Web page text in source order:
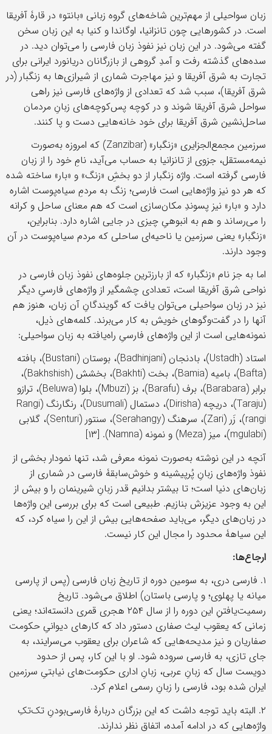
زبان سواحیلی از مهم‌ترین شاخه‌های گروه زبانی «بانتو» در قارۀ آفریقا
است. در کشورهایی چون تانزانیا، اوگاندا و کنیا به این زبان سخن
گفته می‌شود. در این زبان نیز نفوذ زبان فارسی را می‌توان دید. در
سده‌های گذشته رفت و آمدِ گروهی از بازرگانان دریانورد ایرانی برای
تجارت به شرق آفریقا و نیز مهاجرت شماری از شیرازی‌ها به زنگبار (در
شرق آفریقا)، سبب شد که تعدادی از واژه‌های فارسی نیز راهی
سواحل شرق آفریقا شوند و در کوچه‌ پس‌کوچه‌های زبانِ مردمان
ساحل‌نشین شرق آفریقا برای خود خانه‌هایی دست و پا کنند.
سرزمین مجمع‌الجزایری «زنگبار» (Zanzibar) که امروزه به‌صورت
نیمه‌مستقل، جزوی از تانزانیا به حساب می‌آید، نامِ خود را از زبان
فارسی گرفته است. واژه‌ زنگبار از دو بخشِ «زنگ» و «بار» ساخته شده
که هر دو نیز واژه‌هایی است فارسی؛ زنگ به مردمِ سیاه‌پوست اشاره
دارد و «بار» نیز پسوندِ مکان‌سازی است که هم معنای ساحل و کرانه
را می‌رساند و هم به انبوهیِ چیزی در جایی اشاره دارد. بنابراین،
«زنگبار» یعنی سرزمین یا ناحیه‌ای ساحلی که مردم سیاه‌پوست در آن
وجود دارند.
اما به جز نام «زنگبار» که از بارزترین جلوه‌های نفوذ زبان فارسی در
نواحی شرق آفریقا است، تعدادی چشمگیر از واژه‌های فارسیِ دیگر
نیز در زبان سواحیلی می‌توان یافت که گویندگانِ آن زبان، هنوز هم
آنها را در گفت‌وگوهای خویش به کار می‌برند. کلمه‌های ذیل،
نمونه‌هایی است از این واژه‌های فارسیِ راه‌یافته به زبان سواحیلی:
استاد (Ustadh)، بادنجان (Badhinjani)، بوستان (Bustani)، بافته
(Bafta)، بامیه (Bamia)، بخت (Bakhti)، بخشش (Bakhshish)،
برابر (Barabara)، برف (Barafu)، بز (Mbuzi)، بلوا (Beluwa)، ترازو
(Taraju)، دریچه (Dirisha)، دستمال (Dusumali)، رنگارنگ (Rangi
rangi)، زَر (Zari)، سرهنگ (Serahangy)، سنتور (Senturi)، گلابی
(mgulabi)، میز (Meza) و نمونه (Namna). [۱۳]
آنچه در این نوشته به‌صورت نمونه معرفی شد، تنها نمودار بخشی از
نفوذ واژه‌های زبانِ پُرپیشینه و خوش‌سابقۀ فارسی در شماری از
زبان‌های دنیا است؛ تا بیشتر بدانیم قدر زبانِ شیرینمان را و بیش از
این به وجود عزیزش بنازیم. طبیعی است که برای بررسی این واژه‌ها
در زبان‌های دیگر، می‌باید صفحه‌هایی بیش از این را سیاه کرد، که
این سیاهۀ محدود را مجال این کار نیست.
ارجاع‌ها:
۱. فارسی دری، به سومین دوره از تاریخ زبان فارسی (پس از پارسی
میانه یا پهلوی؛ و پارسی باستان) اطلاق می‌شود. تاریخ
رسمیت‌یافتنِ این دوره را از سال ۲۵۴ هجری قمری دانسته‌اند؛ یعنی
زمانی که یعقوب لیث صفاری دستور داد که کارهای دیوانیِ حکومت
صفاریان و نیز مدیحه‌هایی که شاعران برای یعقوب می‌سرایند، به
جای تازی، به فارسی سروده شود. او با این کار، پس از حدود
دویست سال که زبانِ عربی، زبانِ اداری حکومت‌های نیابتیِ سرزمین
ایران شده بود، فارسی را زبانِ رسمی اعلام کرد.
۲. البته باید توجه داشت که این بزرگان دربارۀ فارسی‌بودنِ تک‌تکِ
واژه‌هایی که در ادامه آمده، اتفاق نظر ندارند.